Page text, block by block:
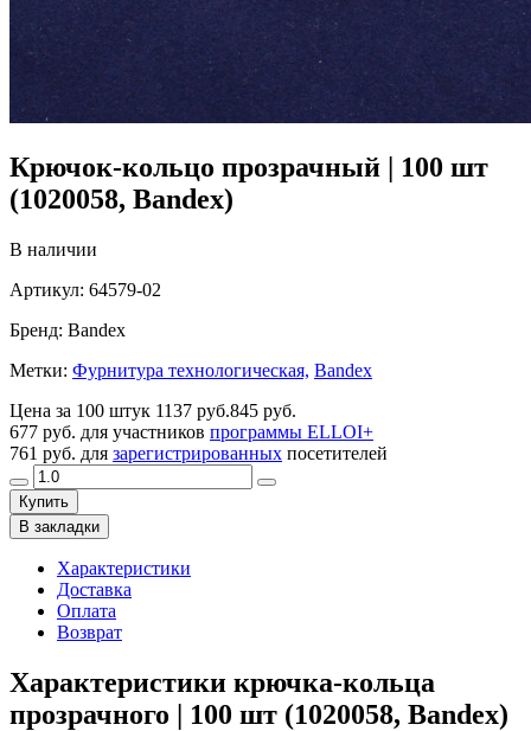
Крючок-кольцо прозрачный | 100 шт
(1020058, Bandex)
В наличии
Артикул: 64579-02
Бренд: Bandex
Метки: Фурнитура технологическая, Bandex
Цена за 100 штук 1137 руб.845 руб.
677 руб. для участников программы ELLOI+
761 руб. для зарегистрированных посетителей
Купить
В закладки
Характеристики
Доставка
Оплата
Возврат
Характеристики крючка-кольца
прозрачного | 100 шт (1020058, Bandex)